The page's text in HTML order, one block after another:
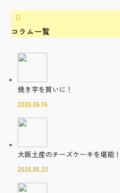

コラム一覧
焼き芋を買いに！
2026.06.16
大阪土産のチーズケーキを堪能！
2026.05.22